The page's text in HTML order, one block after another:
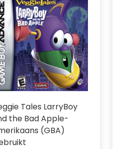
Tales LarryBoy
the Bad Apple-
(GBA)